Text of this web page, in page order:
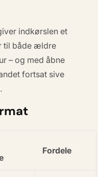
indkørslen et
til både ældre
– og med åbne
fortsat sive
Fordele